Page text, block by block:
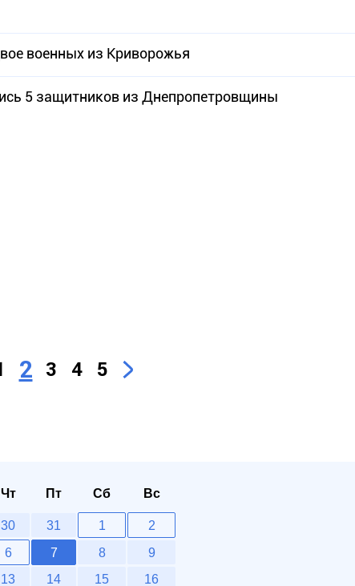
военных из Криворожья
5 защитников из Днепропетровщины
2 3 4 5
Чт Пт Сб Вс
30 31 1
2
6 7 8
9
13 14 15
16